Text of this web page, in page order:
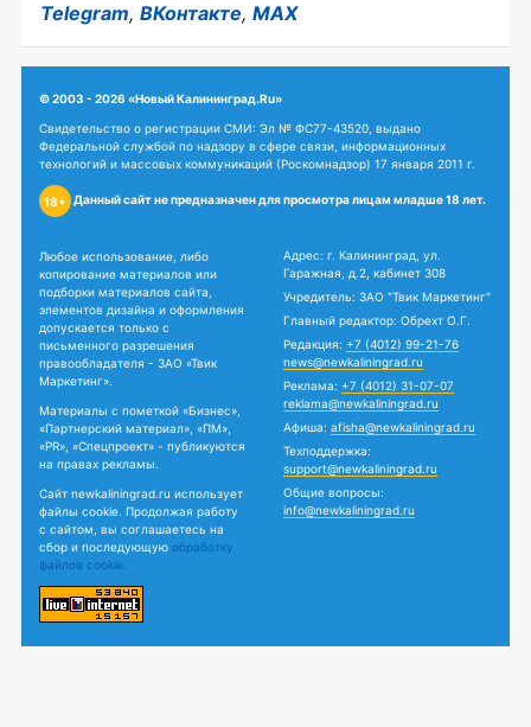
Telegram, ВКонтакте, MAX
© 2003 - 2026 «Новый Калининград.Ru»
Свидетельство о регистрации СМИ: Эл № ФС77-43520, выдано
Федеральной службой по надзору в сфере связи, информационных
технологий и массовых коммуникаций (Роскомнадзор) 17 января 2011 г.
18+ Данный сайт не предназначен для просмотра лицам младше 18 лет.
Любое использование, либо
копирование материалов или
подборки материалов сайта,
элементов дизайна и оформления
допускается только с
письменного разрешения
правообладателя - ЗАО «Твик
Маркетинг».
Материалы с пометкой «Бизнес»,
«Партнерский материал», «ПМ»,
«PR», «Спецпроект» - публикуются
на правах рекламы.
Сайт newkaliningrad.ru использует
файлы cookie. Продолжая работу
с сайтом, вы соглашаетесь на
сбор и последующую обработку
файлов cookie.
Адрес: г. Калининград, ул.
Гаражная, д.2, кабинет 308
Учредитель: ЗАО "Твик Маркетинг"
Главный редактор: Обрехт О.Г.
Редакция: +7 (4012) 99-21-76
news@newkaliningrad.ru
Реклама: +7 (4012) 31-07-07
reklama@newkaliningrad.ru
Афиша: afisha@newkaliningrad.ru
Техподдержка:
support@newkaliningrad.ru
Общие вопросы:
info@newkaliningrad.ru